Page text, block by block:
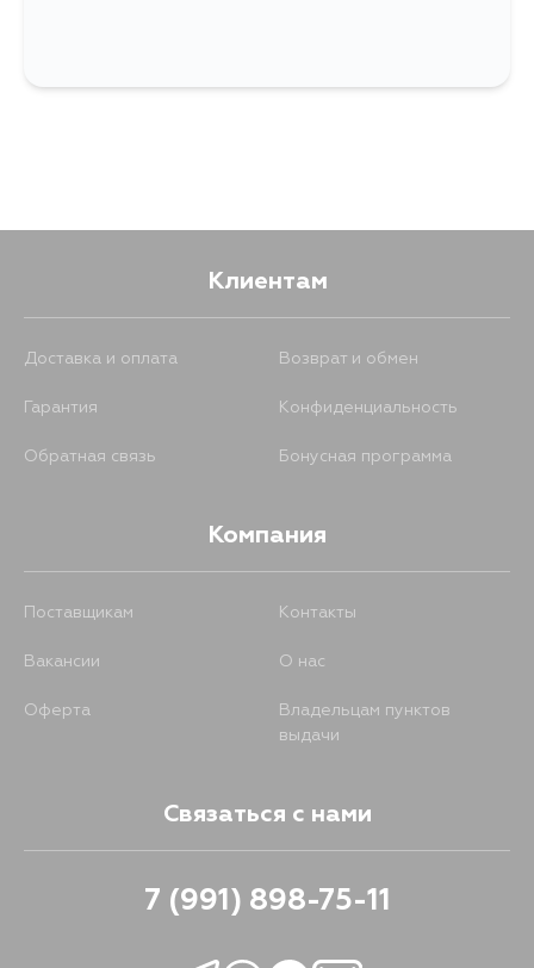
Клиентам
Доставка и оплата Возврат и обмен
Гарантия Конфиденциальность
Обратная связь Бонусная программа
Компания
Поставщикам Контакты
Вакансии О нас
Оферта
Владельцам пунктов
выдачи
Связаться с нами
7 (991) 898-75-11